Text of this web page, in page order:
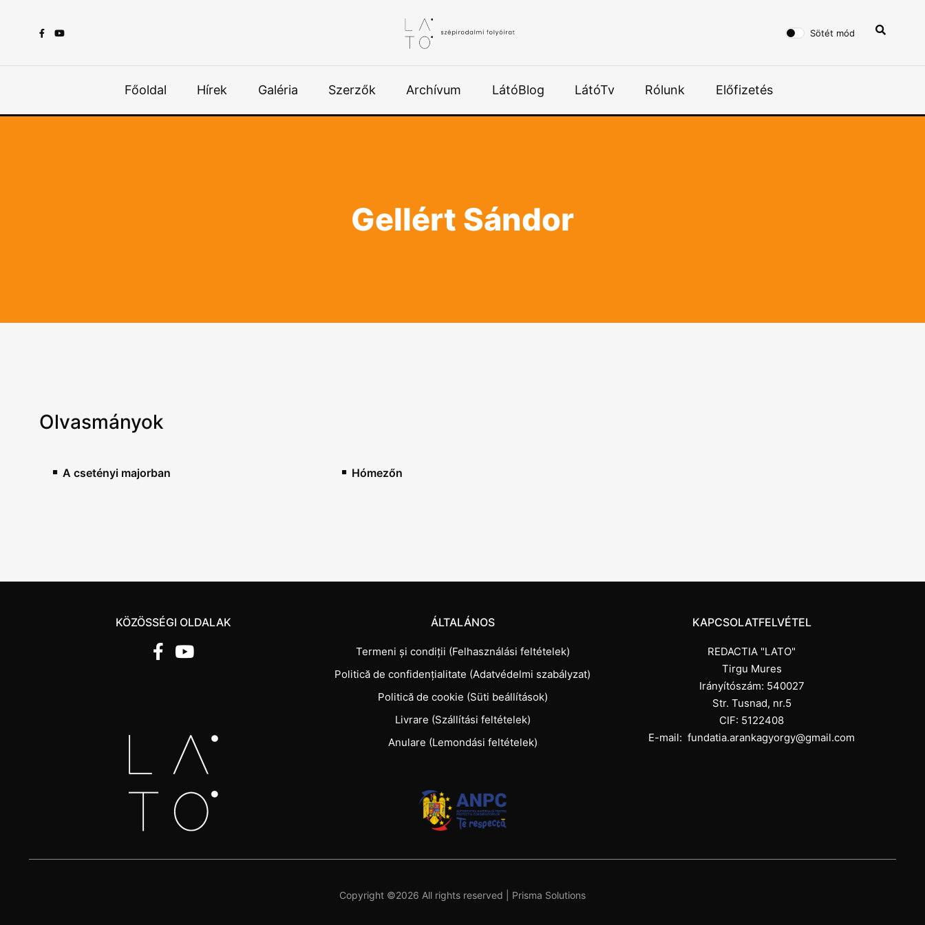
Sötét mód
Főoldal Hírek Galéria Szerzők Archívum LátóBlog LátóTv Rólunk Előfizetés
Gellért Sándor
Olvasmányok
A csetényi majorban Hómezőn
KÖZÖSSÉGI OLDALAK ÁLTALÁNOS
Termeni și condiții (Felhasználási feltételek)
Politică de confidențialitate (Adatvédelmi szabályzat)
Politică de cookie (Süti beállítások)
Livrare (Szállítási feltételek)
Anulare (Lemondási feltételek)
KAPCSOLATFELVÉTEL
REDACTIA "LATO"
Tirgu Mures
Irányítószám: 540027
Str. Tusnad, nr.5
CIF: 5122408
E-mail: fundatia.arankagyorgy@gmail.com
Copyright ©2026 All rights reserved | Prisma Solutions